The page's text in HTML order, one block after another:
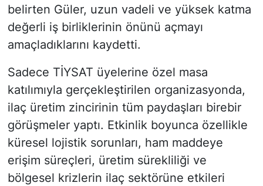
belirten Güler, uzun vadeli ve yüksek katma
değerli iş birliklerinin önünü açmayı
amaçladıklarını kaydetti.
Sadece TİYSAT üyelerine özel masa
katılımıyla gerçekleştirilen organizasyonda,
ilaç üretim zincirinin tüm paydaşları birebir
görüşmeler yaptı. Etkinlik boyunca özellikle
küresel lojistik sorunları, ham maddeye
erişim süreçleri, üretim sürekliliği ve
bölgesel krizlerin ilaç sektörüne etkileri